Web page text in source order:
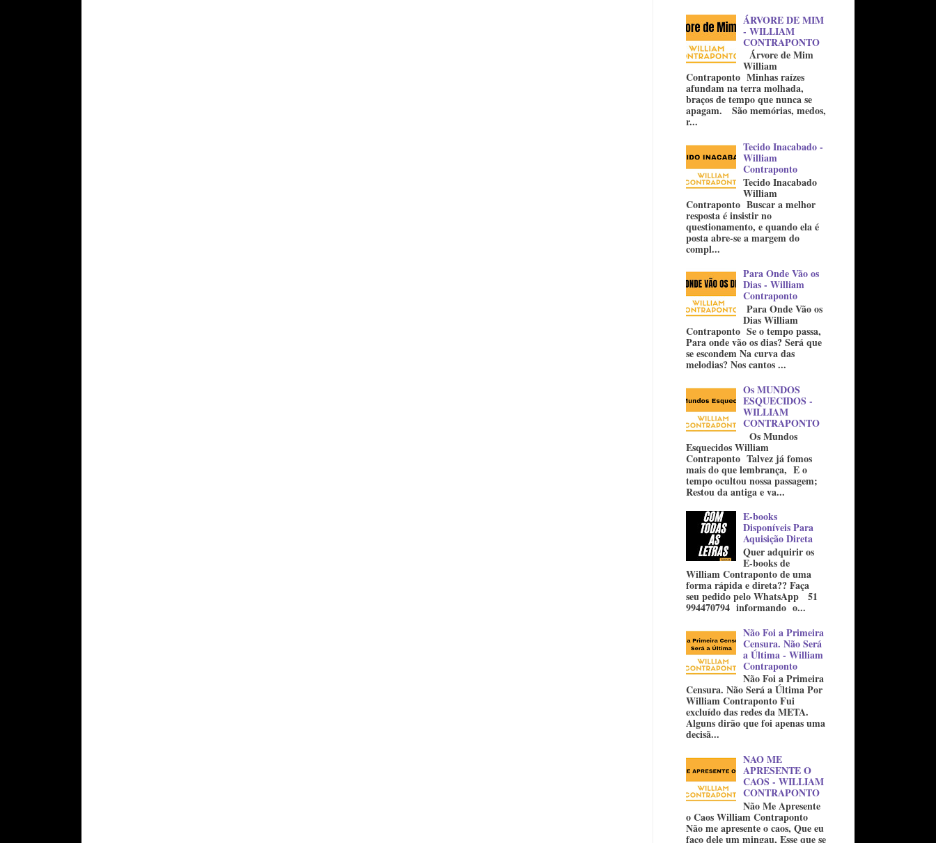
ÁRVORE DE MIM
- WILLIAM
CONTRAPONTO
Árvore de Mim
William
Contraponto Minhas raízes
afundam na terra molhada,
braços de tempo que nunca se
apagam. São memórias, medos,
r...
Tecido Inacabado -
William
Contraponto
Tecido Inacabado
William
Contraponto Buscar a melhor
resposta é insistir no
questionamento, e quando ela é
posta abre-se a margem do
compl...
Para Onde Vão os
Dias - William
Contraponto
Para Onde Vão os
Dias William
Contraponto Se o tempo passa,
Para onde vão os dias? Será que
se escondem Na curva das
melodias? Nos cantos ...
Os MUNDOS
ESQUECIDOS -
WILLIAM
CONTRAPONTO
Os Mundos
Esquecidos William
Contraponto Talvez já fomos
mais do que lembrança, E o
tempo ocultou nossa passagem;
Restou da antiga e va...
E-books
Disponíveis Para
Aquisição Direta
Quer adquirir os
E-books de
William Contraponto de uma
forma rápida e direta?? Faça
seu pedido pelo WhatsApp 51
994470794 informando o...
Não Foi a Primeira
Censura. Não Será
a Última - William
Contraponto
Não Foi a Primeira
Censura. Não Será a Última Por
William Contraponto Fui
excluído das redes da META.
Alguns dirão que foi apenas uma
decisã...
NAO ME
APRESENTE O
CAOS - WILLIAM
CONTRAPONTO
Não Me Apresente
o Caos William Contraponto
Não me apresente o caos, Que eu
faço dele um mingau, Esse que se